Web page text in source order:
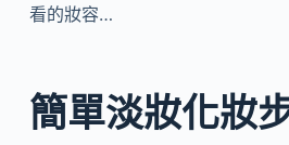
看的妝容…
簡單淡妝化妝